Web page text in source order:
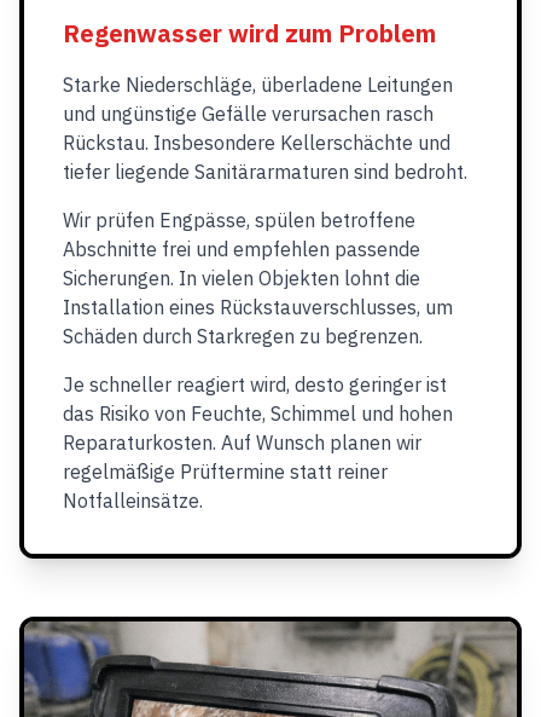
Regenwasser wird zum Problem
Starke Niederschläge, überladene Leitungen
und ungünstige Gefälle verursachen rasch
Rückstau. Insbesondere Kellerschächte und
tiefer liegende Sanitärarmaturen sind bedroht.
Wir prüfen Engpässe, spülen betroffene
Abschnitte frei und empfehlen passende
Sicherungen. In vielen Objekten lohnt die
Installation eines Rückstauverschlusses, um
Schäden durch Starkregen zu begrenzen.
Je schneller reagiert wird, desto geringer ist
das Risiko von Feuchte, Schimmel und hohen
Reparaturkosten. Auf Wunsch planen wir
regelmäßige Prüftermine statt reiner
Notfalleinsätze.